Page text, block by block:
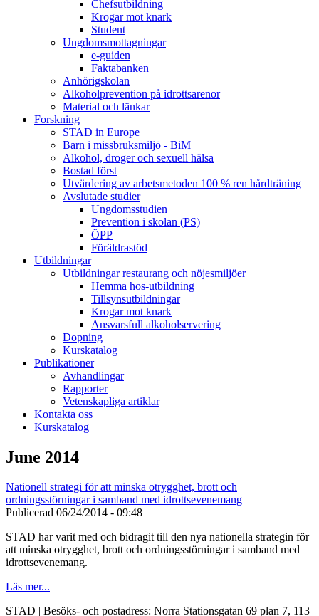
Chefsutbildning
Krogar mot knark
Student
Ungdomsmottagningar
e-guiden
Faktabanken
Anhörigskolan
Alkoholprevention på idrottsarenor
Material och länkar
Forskning
STAD in Europe
Barn i missbruksmiljö - BiM
Alkohol, droger och sexuell hälsa
Bostad först
Utvärdering av arbetsmetoden 100 % ren hårdträning
Avslutade studier
Ungdomsstudien
Prevention i skolan (PS)
ÖPP
Föräldrastöd
Utbildningar
Utbildningar restaurang och nöjesmiljöer
Hemma hos-utbildning
Tillsynsutbildningar
Krogar mot knark
Ansvarsfull alkoholservering
Dopning
Kurskatalog
Publikationer
Avhandlingar
Rapporter
Vetenskapliga artiklar
Kontakta oss
Kurskatalog
June 2014
Nationell strategi för att minska otrygghet, brott och
ordningsstörningar i samband med idrottsevenemang
Publicerad 06/24/2014 - 09:48
STAD har varit med och bidragit till den nya nationella strategin för
att minska otrygghet, brott och ordningsstörningar i samband med
idrottsevenemang.
Läs mer...
STAD | Besöks- och postadress: Norra Stationsgatan 69 plan 7, 113